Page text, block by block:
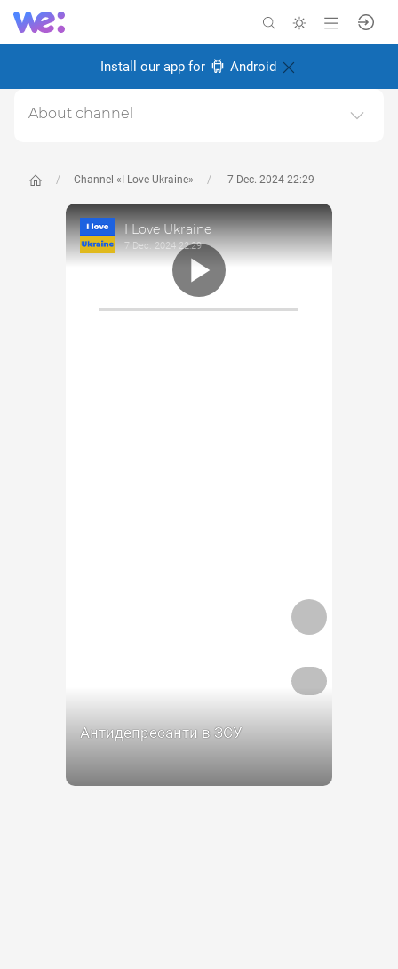
Install our app for Android
Channel «I Love Ukraine» 7 Dec. 2024 22:29
I Love Ukraine
7 Dec. 2024 22:29
Антидепресанти в ЗСУ
About channel
Україну.
Created: 2 November 2024
Responsible:Miro Baida